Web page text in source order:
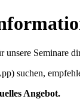
Seminare
suchen,
Angebot.